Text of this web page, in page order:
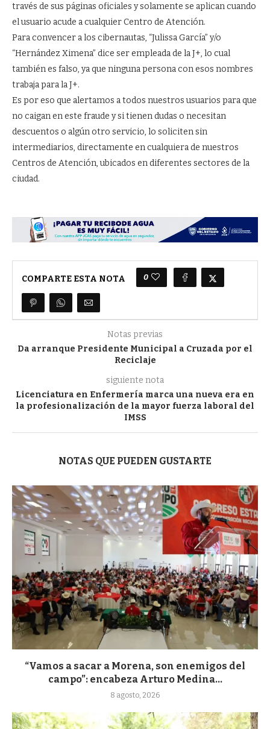
través de sus páginas oficiales y solamente se aplican cuando
el usuario acude a cualquier Centro de Atención.
Para convencer a los cibernautas, “Julissa García” y/o
“Hernández Ximena” dice ser empleada de la J+, lo cual
también es falso, ya que ninguna persona con esos nombres
trabaja para la J+.
Es por eso que alertamos a todos nuestros usuarios para que
no caigan en este fraude y si tienen dudas o necesitan
descuentos o algún otro servicio, lo soliciten sin
intermediarios, directamente en cualquiera de nuestros
Centros de Atención, ubicados en diferentes sectores de la
ciudad.
COMPARTE ESTA NOTA 0
Notas previas
Da arranque Presidente Municipal a Cruzada por el
Reciclaje
siguiente nota
Licenciatura en Enfermería marca una nueva era en
la profesionalización de la mayor fuerza laboral del
IMSS
NOTAS QUE PUEDEN GUSTARTE
“Vamos a sacar a Morena, son enemigos del
campo”: encabeza Arturo Medina...
8 agosto, 2026